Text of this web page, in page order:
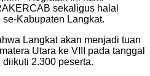
sekaligus halal
Kabupaten Langkat.
Langkat akan menjadi tuan
Utara ke VIII pada tanggal
2.300 peserta.